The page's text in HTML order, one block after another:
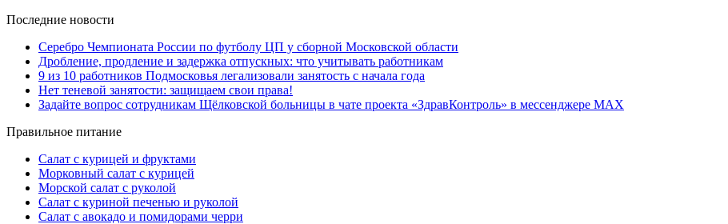
Последние новости
Серебро Чемпионата России по футболу ЦП у сборной Московской области
Дробление, продление и задержка отпускных: что учитывать работникам
9 из 10 работников Подмосковья легализовали занятость с начала года
Нет теневой занятости: защищаем свои права!
Задайте вопрос сотрудникам Щёлковской больницы в чате проекта «ЗдравКонтроль» в мессенджере МАХ
Правильное питание
Салат с курицей и фруктами
Морковный салат с курицей
Морской салат с руколой
Салат с куриной печенью и руколой
Салат с авокадо и помидорами черри